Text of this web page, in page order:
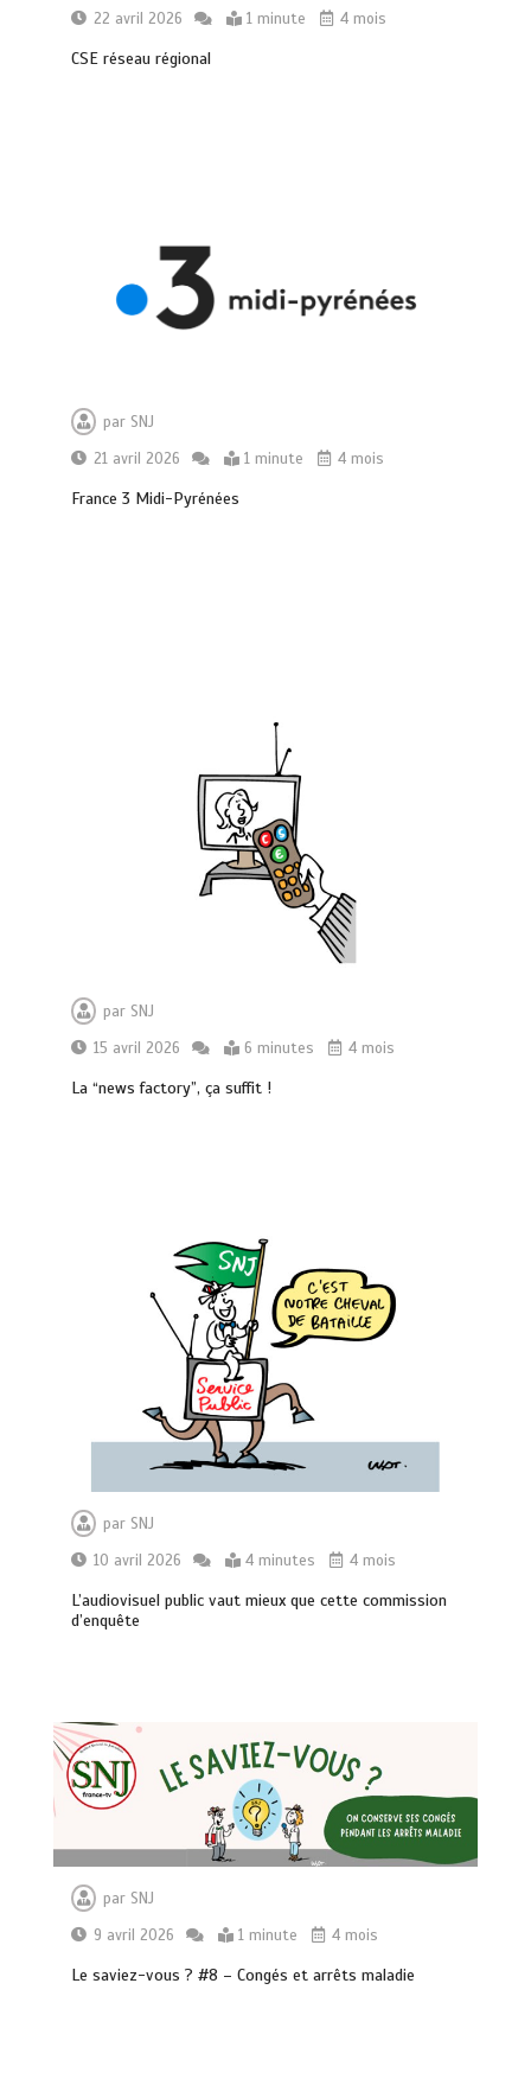
22 avril 2026 1 minute 4 mois
CSE réseau régional
par SNJ
21 avril 2026
1 minute 4 mois
France 3 Midi-Pyrénées
par SNJ
15 avril 2026
6 minutes 4 mois
La “news factory”, ça suffit !
par SNJ
10 avril 2026
4 minutes 4 mois
L’audiovisuel public vaut mieux que cette commission
d’enquête
par SNJ
9 avril 2026
1 minute 4 mois
Le saviez-vous ? #8 – Congés et arrêts maladie